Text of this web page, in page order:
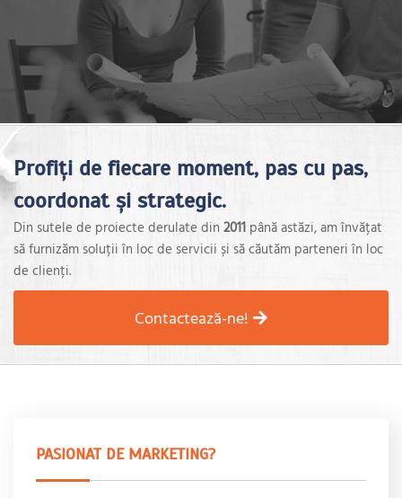
Profiți de fiecare moment, pas cu pas,
coordonat și strategic.
Din sutele de proiecte derulate din 2011 până astăzi, am învățat
să furnizăm soluții în loc de servicii și să căutăm parteneri în loc
de clienți.
Contactează-ne!
PASIONAT DE MARKETING?